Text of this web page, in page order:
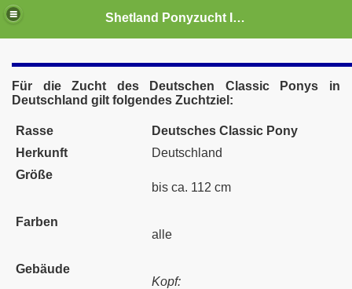
Shetland Ponyzucht Isaron
Für die Zucht des Deutschen Classic Ponys in
Deutschland gilt folgendes Zuchtziel:
Rasse
Deutsches Classic Pony
Herkunft
Deutschland
Größe
bis ca. 112 cm
Farben
alle
Gebäude
Kopf: